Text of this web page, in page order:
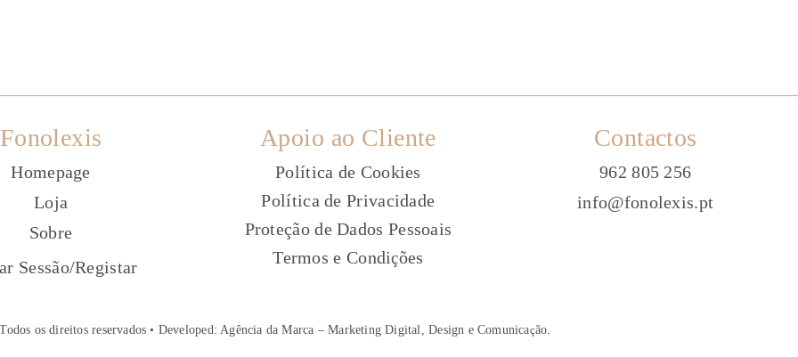
Fonolexis
Homepage
Loja
Sobre
Sessão/Registar
Apoio ao Cliente
Política de Cookies
Política de Privacidade
Proteção de Dados Pessoais
Termos e Condições
Contactos
962 805 256
info@fonolexis.pt
os direitos reservados • Developed:Agência da Marca – Marketing Digital, Design e Comunicação.